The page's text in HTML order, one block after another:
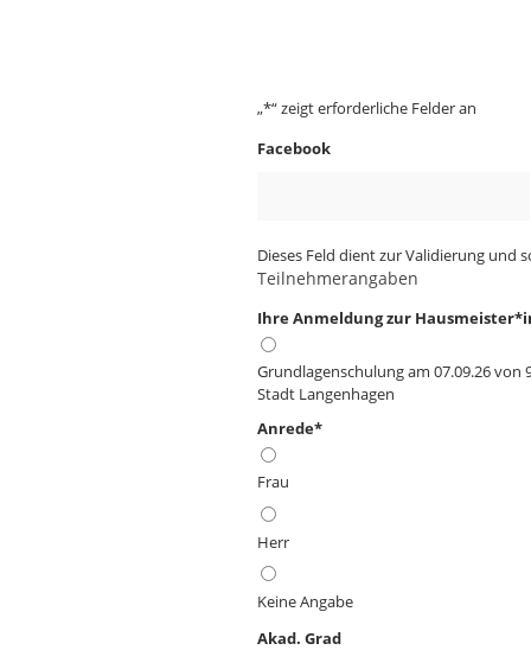
„*“ zeigt erforderliche Felder an
Facebook
Dieses Feld dient zur Validierung und
Teilnehmerangaben
Ihre Anmeldung zur
Grundlagenschulung am 07.09.26 von
Stadt Langenhagen
Anrede*
Frau
Herr
Keine Angabe
Akad. Grad